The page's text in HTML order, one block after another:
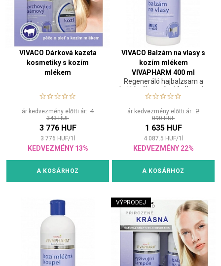
VIVACO Dárková kazeta
kosmetiky s kozím
mlékem
ár kedvezmény előtti ár: 4
343 HUF
3 776 HUF
3 776 HUF/1
KEDVEZMÉNY 13%
A KOSÁRHOZ
VIVACO Balzám na vlasy s
kozím mlékem
VIVAPHARM 400 ml
Regeneráló hajbalzsam a
haj kíméletes ápolásához és
könnyű kifésüléséhez.
ár kedvezmény előtti ár: 2
090 HUF
1 635 HUF
4 087.5 HUF/1
KEDVEZMÉNY 22%
A KOSÁRHOZ
VÝPRODEJ